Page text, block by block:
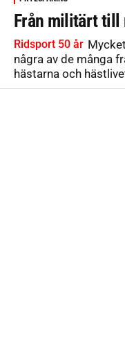
Från militärt till
Ridsport 50 år
några av de många
hästarna och